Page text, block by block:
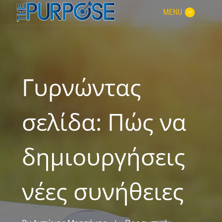
MENU
Γυρνώντας
σελίδα: Πώς να
δημιουργήσεις
νέες συνήθειες